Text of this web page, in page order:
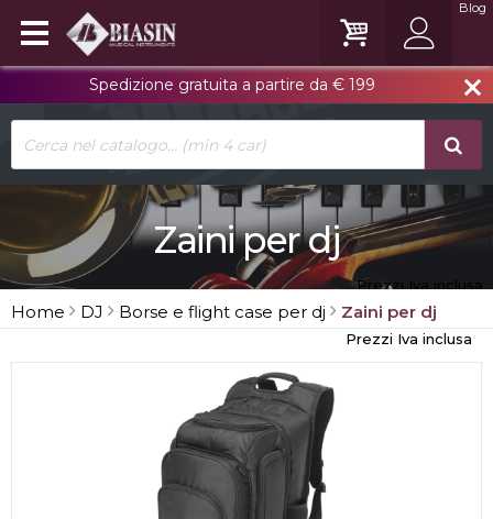
close
Spedizione gratuita a partire da € 199
Blog
Zaini per dj
Prezzi Iva inclusa
Home DJ Borse e flight case per dj Zaini per dj
Prezzi Iva inclusa